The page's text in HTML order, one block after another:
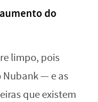
do
limpo, pois
— e as
que existem